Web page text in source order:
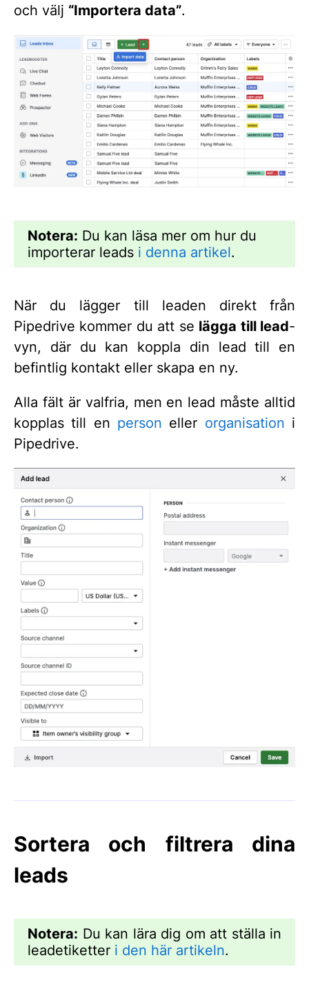
och välj “Importera data”.
Notera: Du kan läsa mer om hur du
importerar leads i denna artikel.
När du lägger till leaden direkt från
Pipedrive kommer du att se lägga till lead-
vyn, där du kan koppla din lead till en
befintlig kontakt eller skapa en ny.
Alla fält är valfria, men en lead måste alltid
kopplas till en person eller organisation i
Pipedrive.
Sortera och filtrera dina
leads
Notera: Du kan lära dig om att ställa in
leadetiketter i den här artikeln.